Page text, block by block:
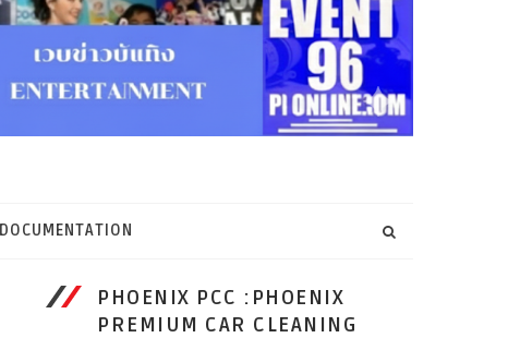
DOCUMENTATION
PHOENIX PCC :PHOENIX
PREMIUM CAR CLEANING